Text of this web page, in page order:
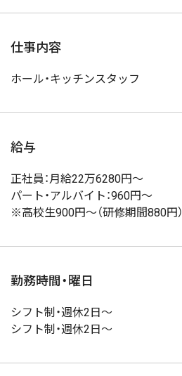
仕事内容
ホール・キッチンスタッフ
給与
正社員：月給22万6280円～
パート・アルバイト：960円～
※高校生900円～（研修期間880円）
勤務時間・曜日
シフト制・週休2日～
シフト制・週休2日～